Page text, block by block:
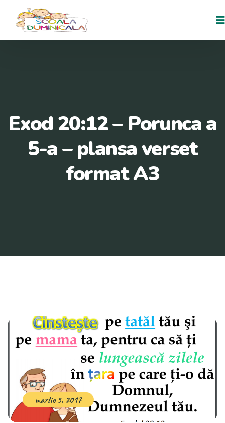
Exod 20:12 – Porunca a
5-a – plansa verset
format A3
martie 5, 2017